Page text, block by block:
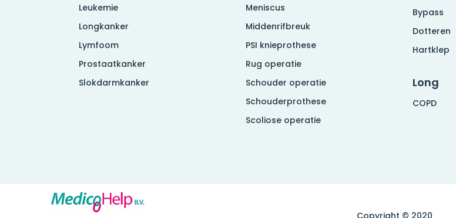
Leukemie
Longkanker
Lymfoom
Prostaatkanker
Slokdarmkanker
Meniscus
Middenrifbreuk
PSI knieprothese
Rug operatie
Schouder operatie
Schouderprothese
Scoliose operatie
Bypass
Dotteren
Hartklep
Long
COPD
Copyright © 2020